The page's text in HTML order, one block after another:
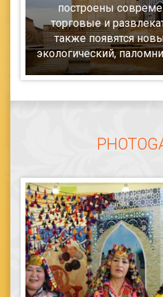
построены
торговые и
также появятся
экологический,